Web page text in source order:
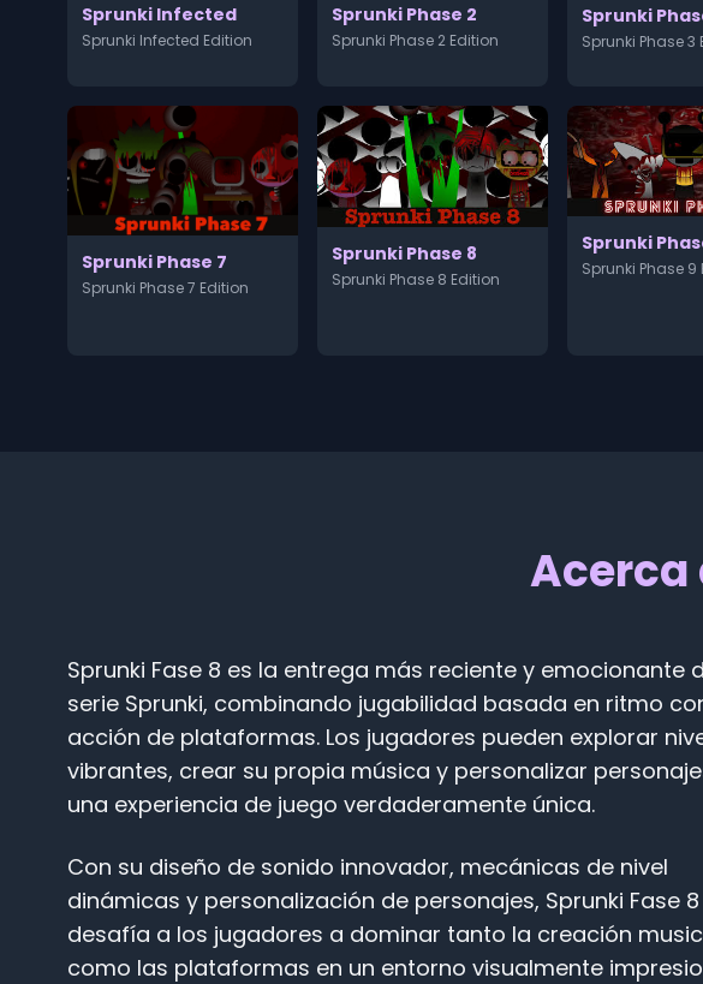
Sprunki Infected
Sprunki Infected Edition
Sprunki Phase 2
Sprunki Phase 2 Edition
Sprunki
Sprunki Phase 3
Sprunki Phase 7
Sprunki Phase 7 Edition
Sprunki Phase 8
Sprunki Phase 8 Edition
Sprunki
Sprunki Phase 9
Acerca
Sprunki Fase 8 es la entrega más reciente y emocionante
serie Sprunki, combinando jugabilidad basada en ritmo
acción de plataformas. Los jugadores pueden explorar
vibrantes, crear su propia música y personalizar
una experiencia de juego verdaderamente única.
Con su diseño de sonido innovador, mecánicas de nivel
dinámicas y personalización de personajes, Sprunki Fase 8
desafía a los jugadores a dominar tanto la creación
como las plataformas en un entorno visualmente